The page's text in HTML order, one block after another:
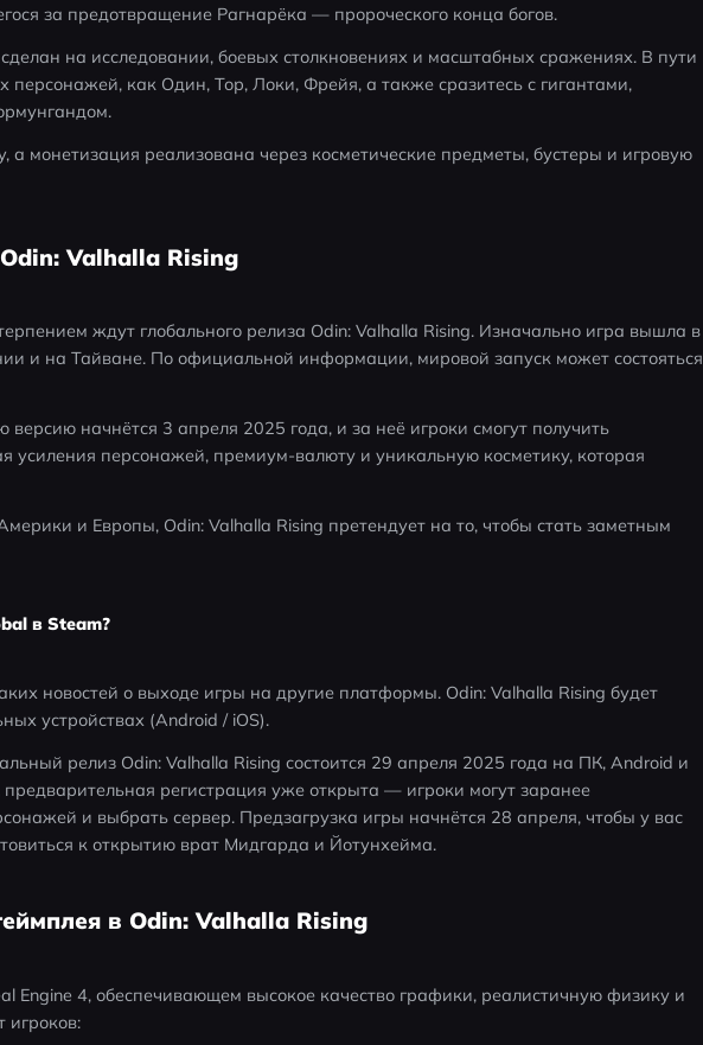
за предотвращение Рагнарёка — пророческого конца богов.
на исследовании, боевых столкновениях и масштабных сражениях. В пути
персонажей, как Один, Тор, Локи, Фрейя, а также сразитесь с гигантами,
а монетизация реализована через косметические предметы, бустеры и игровую
Valhalla Rising
ждут глобального релиза Odin: Valhalla Rising. Изначально игра вышла в
и на Тайване. По официальной информации, мировой запуск может состояться
версию начнётся 3 апреля 2025 года, и за неё игроки смогут получить
усиления персонажей, премиум-валюту и уникальную косметику, которая
и Европы, Odin: Valhalla Rising претендует на то, чтобы стать заметным
в Steam?
новостей о выходе игры на другие платформы. Odin: Valhalla Rising будет
устройствах (Android / iOS).
релиз Odin: Valhalla Rising состоится 29 апреля 2025 года на ПК, Android и
предварительная регистрация уже открыта — игроки могут заранее
и выбрать сервер. Предзагрузка игры начнётся 28 апреля, чтобы у вас
к открытию врат Мидгарда и Йотунхейма.
в Odin: Valhalla Rising
Engine 4, обеспечивающем высокое качество графики, реалистичную физику и
игроков: